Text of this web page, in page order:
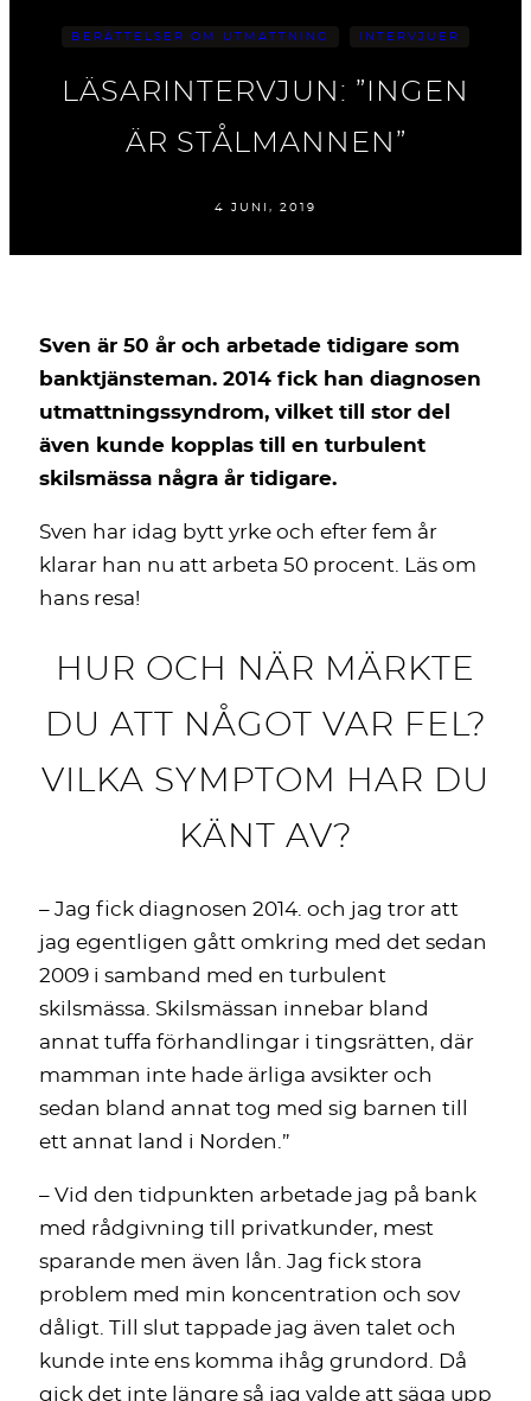
BERÄTTELSER OM UTMATTNING INTERVJUER
LÄSARINTERVJUN: ”INGEN
ÄR STÅLMANNEN”
4 JUNI, 2019
Sven är 50 år och arbetade tidigare som
banktjänsteman. 2014 fick han diagnosen
utmattningssyndrom, vilket till stor del
även kunde kopplas till en turbulent
skilsmässa några år tidigare.
Sven har idag bytt yrke och efter fem år
klarar han nu att arbeta 50 procent. Läs om
hans resa!
HUR OCH NÄR MÄRKTE
DU ATT NÅGOT VAR FEL?
VILKA SYMPTOM HAR DU
KÄNT AV?
– Jag fick diagnosen 2014. och jag tror att
jag egentligen gått omkring med det sedan
2009 i samband med en turbulent
skilsmässa. Skilsmässan innebar bland
annat tuffa förhandlingar i tingsrätten, där
mamman inte hade ärliga avsikter och
sedan bland annat tog med sig barnen till
ett annat land i Norden.”
– Vid den tidpunkten arbetade jag på bank
med rådgivning till privatkunder, mest
sparande men även lån. Jag fick stora
problem med min koncentration och sov
dåligt. Till slut tappade jag även talet och
kunde inte ens komma ihåg grundord. Då
gick det inte längre så jag valde att säga upp